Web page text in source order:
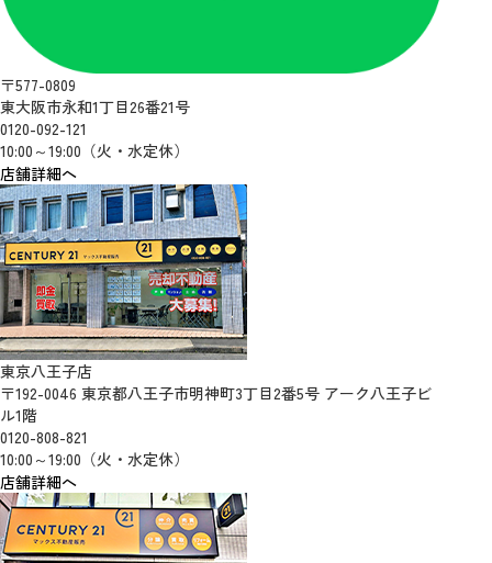
〒577-0809
東大阪市永和1丁目26番21号
0120-092-121
10:00～19:00（火・水定休）
店舗詳細へ
東京八王子店
〒192-0046 東京都八王子市明神町3丁目2番5号 アーク八王子ビ
ル1階
0120-808-821
10:00～19:00（火・水定休）
店舗詳細へ